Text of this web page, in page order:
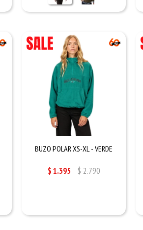
BUZO POLAR XS-XL - VERDE
$1.395 $2.790